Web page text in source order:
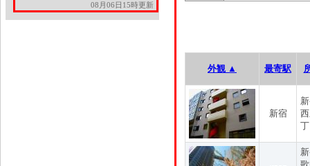
08月06日15時更新
外観 ▲ 最寄駅
新宿